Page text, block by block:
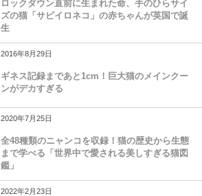
ロックダウン直前に生まれた命、手のひらサイ
ズの猫「サビイロネコ」の赤ちゃんが英国で誕
生
2016年8月29日
ギネス記録まであと1cm！巨大猫のメインクー
ンがデカすぎる
2020年7月25日
全48種類のニャンコを収録！猫の歴史から生態
まで学べる「世界中で愛される美しすぎる猫図
鑑」
2022年2月23日